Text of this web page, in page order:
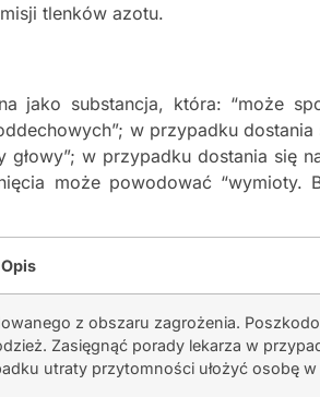
tlenków azotu.
jako substancja, która: “może
w przypadku
w przypadku dostania się
może powodować “wymioty.
Opis
z obszaru zagrożenia.
Zasięgnąć porady lekarza w
utraty przytomności ułożyć osobę